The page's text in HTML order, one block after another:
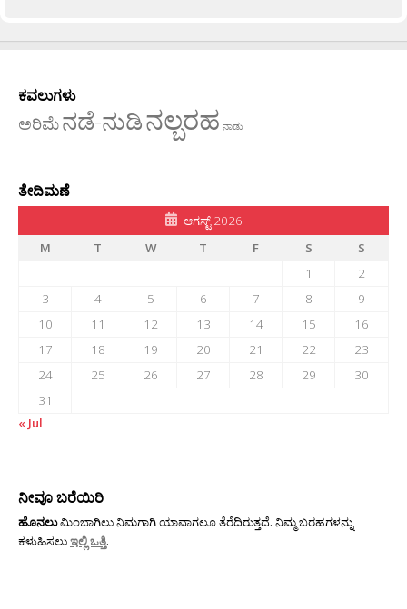
ಕವಲುಗಳು
ಅರಿಮೆನಡೆ-ನುಡಿನಲ್ಬರಹ ನಾಡು
ತೇದಿಮಣೆ
ಆಗಸ್ಟ್ 2026
M
T W T F S
S
1
2
3
4 5 6 7 8
9
10
11 12 13 14 15
16
17
18 19 20 21 22
23
24
25 26 27 28 29
30
31
« Jul
ನೀವೂ ಬರೆಯಿರಿ
ಹೊನಲುಮಿಂಬಾಗಿಲು ನಿಮಗಾಗಿ ಯಾವಾಗಲೂ ತೆರೆದಿರುತ್ತದೆ. ನಿಮ್ಮ ಬರಹಗಳನ್ನು
ಕಳುಹಿಸಲುಇಲ್ಲಿ ಒತ್ತಿ.